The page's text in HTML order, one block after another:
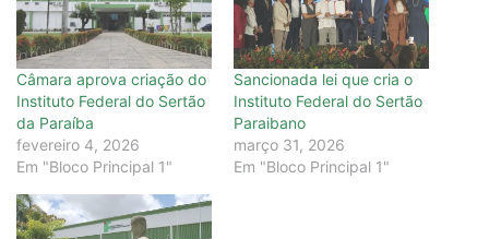
Câmara aprova criação do
Instituto Federal do Sertão
da Paraíba
fevereiro 4, 2026
Em "Bloco Principal 1"
Sancionada lei que cria o
Instituto Federal do Sertão
Paraibano
março 31, 2026
Em "Bloco Principal 1"